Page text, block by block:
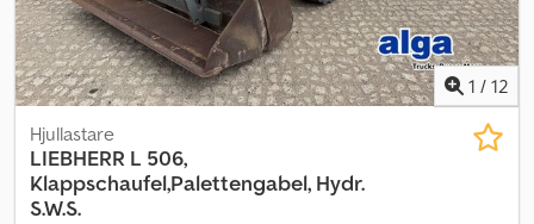
1 / 12
Hjullastare
LIEBHERR L 506,
Klappschaufel,Palettengabel, Hydr.
S.W.S.